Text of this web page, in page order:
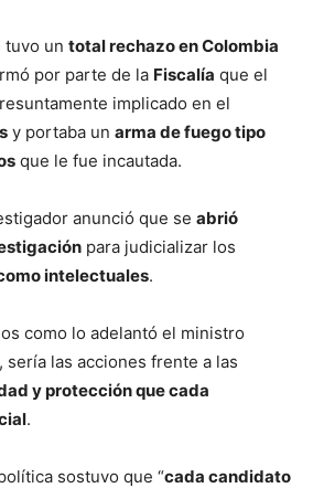
tuvo un total rechazo en Colombia
por parte de la Fiscalía que el
implicado en el
y portaba un arma de fuego tipo
que le fue incautada.
anunció que se abrió
para judicializar los
intelectuales.
como lo adelantó el ministro
, sería las acciones frente a las
y protección que cada
.
sostuvo que “cada candidato